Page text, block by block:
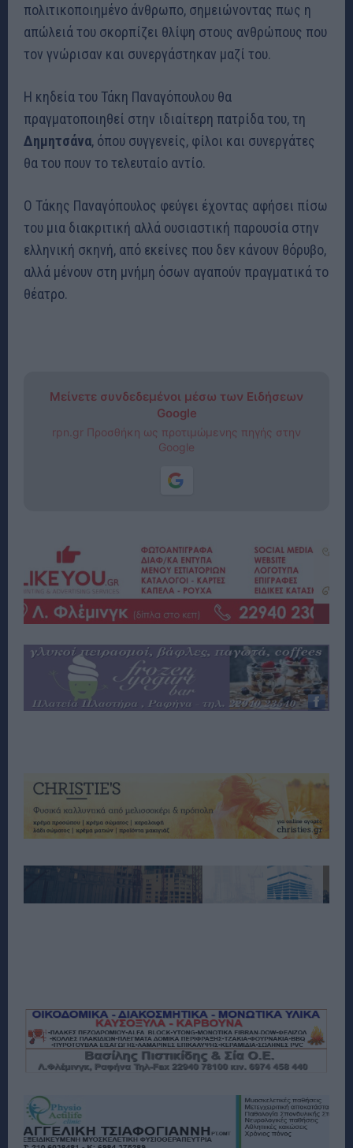
πολιτικοποιημένο άνθρωπο, σημειώνοντας πως η
απώλειά του σκορπίζει θλίψη στους ανθρώπους που
τον γνώρισαν και συνεργάστηκαν μαζί του.
Η κηδεία του Τάκη Παναγόπουλου θα
πραγματοποιηθεί στην ιδιαίτερη πατρίδα του, τη
Δημητσάνα, όπου συγγενείς, φίλοι και συνεργάτες
θα του πουν το τελευταίο αντίο.
Ο Τάκης Παναγόπουλος φεύγει έχοντας αφήσει πίσω
του μια διακριτική αλλά ουσιαστική παρουσία στην
ελληνική σκηνή, από εκείνες που δεν κάνουν θόρυβο,
αλλά μένουν στη μνήμη όσων αγαπούν πραγματικά το
θέατρο.
Μείνετε συνδεδεμένοι μέσω των Ειδήσεων
Google
rpn.gr Προσθήκη ως προτιμώμενης πηγής στην
Google